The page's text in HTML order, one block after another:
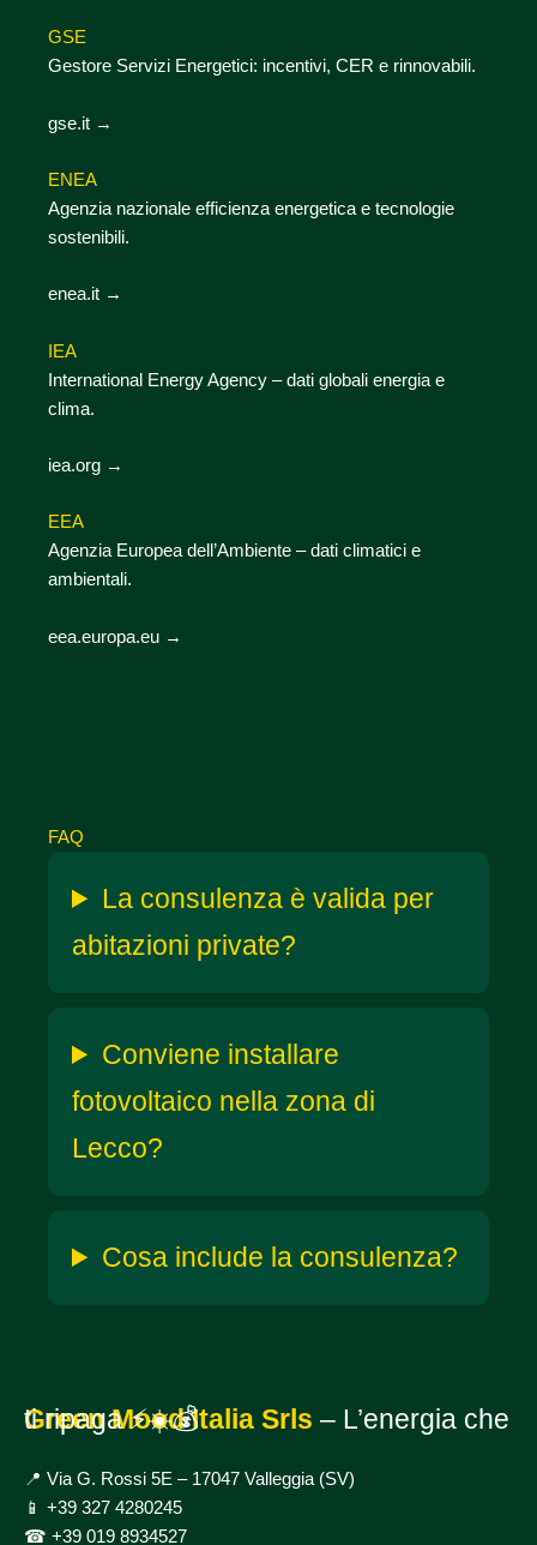
GSE
Gestore Servizi Energetici: incentivi, CER e rinnovabili.
gse.it →
ENEA
Agenzia nazionale efficienza energetica e tecnologie
sostenibili.
enea.it →
IEA
International Energy Agency – dati globali energia e
clima.
iea.org →
EEA
Agenzia Europea dell’Ambiente – dati climatici e
ambientali.
eea.europa.eu →
FAQ
La consulenza è valida per
abitazioni private?
Conviene installare
fotovoltaico nella zona di
Lecco?
Cosa include la consulenza?
Green Mood Italia Srls
– L’energia che ti ripaga ⚡☀️💰
📍 Via G. Rossi 5E – 17047 Valleggia (SV)
📱 +39 327 4280245
☎ +39 019 8934527